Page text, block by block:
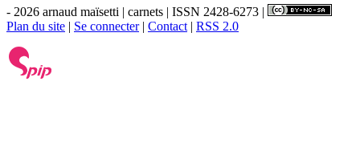
- 2026 arnaud maïsetti | carnets | ISSN 2428-6273 |
Plan du site | Se connecter| Contact | RSS 2.0